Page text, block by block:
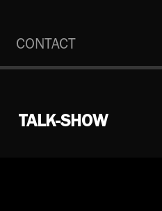
CONTACT
TALK-SHOW